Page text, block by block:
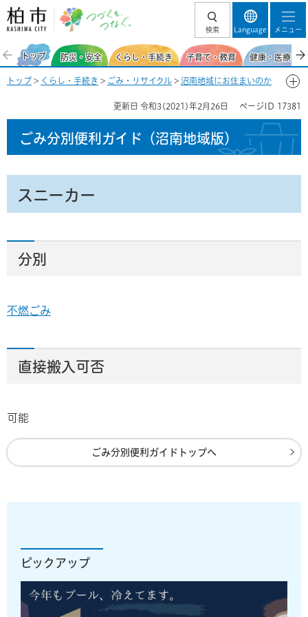
柏市 つづくを、
検索 Language メニュー
トップ 防災・安全 くらし・手続き 子育て・教育 健康・医療・
トップ > くらし・手続き > ごみ・リサイクル > 沼南地域にお住まいのか
更新日 令和3(2021)年2月26日 ページID 17381
ごみ分別便利ガイド （沼南地域版）
スニーカー
分別
不燃ごみ
直接搬入可否
可能
ごみ分別便利ガイドトップへ
ピックアップ